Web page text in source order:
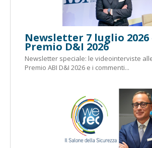
Newsletter 7 luglio 2026
Premio D&I 2026
Newsletter speciale: le videointerviste
Premio ABI D&I 2026 e i commenti...